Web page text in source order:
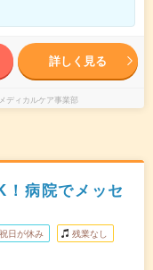
詳しく見る
ディカルケア事業部
病院でメッセ
日が休み 残業なし